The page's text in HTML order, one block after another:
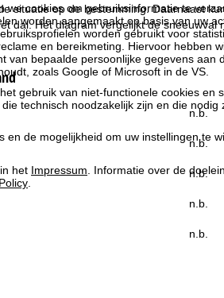
cookies om gebruiksinformatie te
worden aangemaakt op basis van uw
worden gebruikt voor
en bereikmeting. Hiervoor hebben
van bepaalde persoonlijke gegevens aan
zoals Google of Microsoft in de VS.
gebruik van niet-functionele cookies en
technisch noodzakelijk zijn en die
en de mogelijkheid om uw instellingen te
het Impressum. Informatie over de
.
situatie op de bestemming. Daarnaast
dal. Het diagram vergelijkt de
n.b.
n.b.
n.b.
n.b.
n.b.